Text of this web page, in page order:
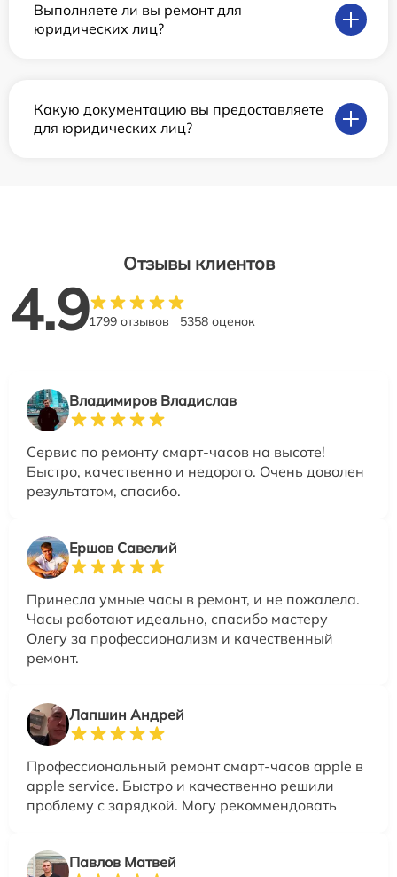
Выполняете ли вы ремонт для
юридических лиц?
Какую документацию вы предоставляете
для юридических лиц?
Отзывы клиентов
4.91799 отзывов 5358 оценок
Владимиров Владислав
Сервис по ремонту смарт-часов на высоте!
Быстро, качественно и недорого. Очень доволен
результатом, спасибо.
Ершов Савелий
Принесла умные часы в ремонт, и не пожалела.
Часы работают идеально, спасибо мастеру
Олегу за профессионализм и качественный
ремонт.
Лапшин Андрей
Профессиональный ремонт смарт-часов apple в
apple service. Быстро и качественно решили
проблему с зарядкой. Могу рекоммендовать
Павлов Матвей